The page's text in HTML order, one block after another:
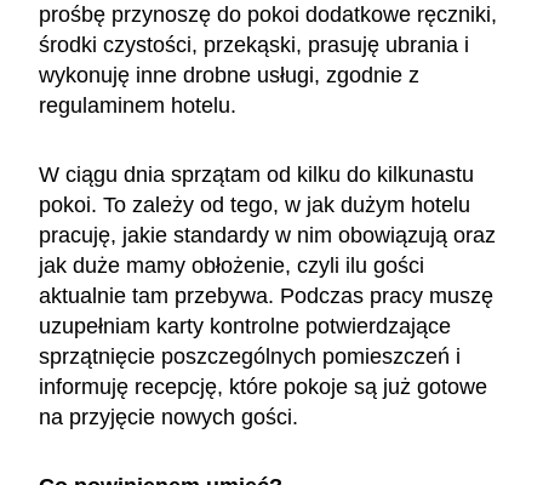
prośbę przynoszę do pokoi dodatkowe ręczniki,
środki czystości, przekąski, prasuję ubrania i
wykonuję inne drobne usługi, zgodnie z
regulaminem hotelu.
W ciągu dnia sprzątam od kilku do kilkunastu
pokoi. To zależy od tego, w jak dużym hotelu
pracuję, jakie standardy w nim obowiązują oraz
jak duże mamy obłożenie, czyli ilu gości
aktualnie tam przebywa. Podczas pracy muszę
uzupełniam karty kontrolne potwierdzające
sprzątnięcie poszczególnych pomieszczeń i
informuję recepcję, które pokoje są już gotowe
na przyjęcie nowych gości.